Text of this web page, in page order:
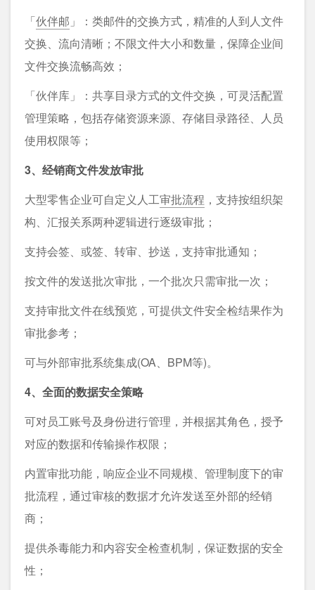
「伙伴邮 」：类邮件的交换⽅式，精准的⼈到⼈⽂件
交换、流向清晰；不限⽂件⼤⼩和数量，保障企业间
⽂件交换流畅⾼效；
「伙伴库」：共享⽬录⽅式的⽂件交换，可灵活配置
管理策略，包括存储资源来源、存储⽬录路径、⼈员
使⽤权限等；
3、经销商文件发放审批
大型零售企业可⾃定义人工审批流程 ，⽀持按组织架
构、汇报关系两种逻辑进⾏逐级审批；
⽀持会签、或签、转审、抄送，⽀持审批通知；
按⽂件的发送批次审批，⼀个批次只需审批⼀次；
⽀持审批⽂件在线预览，可提供⽂件安全检结果作为
审批参考；
可与外部审批系统集成(OA、BPM等)。
4、全面的数据安全策略
可对员⼯账号及身份进⾏管理，并根据其⻆⾊，授予
对应的数据和传输操作权限；
内置审批功能，响应企业不同规模、管理制度下的审
批流程，通过审核的数据才允许发送至外部的经销
商；
提供杀毒能⼒和内容安全检查机制，保证数据的安全
性；